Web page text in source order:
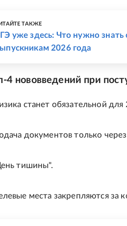
ТАКЖЕ
уже здесь: Что нужно знать
2026 года
4 нововведений при
станет обязательной
документов только
тишины".
места закрепляются за